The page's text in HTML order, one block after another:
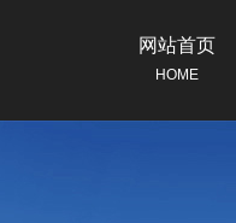
网站首页
HOME